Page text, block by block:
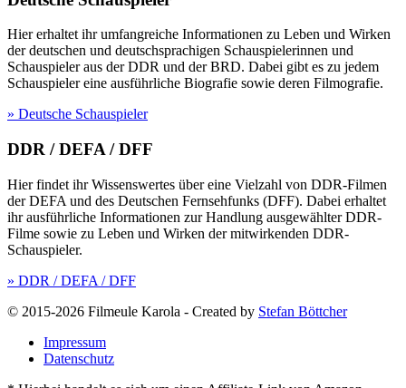
Hier erhaltet ihr umfangreiche Informationen zu Leben und Wirken
der deutschen und deutschsprachigen Schauspielerinnen und
Schauspieler aus der DDR und der BRD. Dabei gibt es zu jedem
Schauspieler eine ausführliche Biografie sowie deren Filmografie.
» Deutsche Schauspieler
DDR / DEFA / DFF
Hier findet ihr Wissenswertes über eine Vielzahl von DDR-Filmen
der DEFA und des Deutschen Fernsehfunks (DFF). Dabei erhaltet
ihr ausführliche Informationen zur Handlung ausgewählter DDR-
Filme sowie zu Leben und Wirken der mitwirkenden DDR-
Schauspieler.
» DDR / DEFA / DFF
© 2015-2026 Filmeule Karola - Created by Stefan Böttcher
Impressum
Datenschutz